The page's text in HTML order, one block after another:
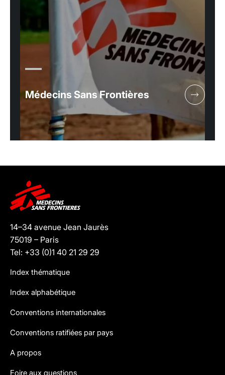
Médecins Sans Frontières
14–34 avenue Jean Jaurès
75019 – Paris
Tel: +33 (0)1 40 21 29 29
Index thématique
Index alphabétique
Conventions internationales
Conventions ratifiées par pays
A propos
Foire aux questions